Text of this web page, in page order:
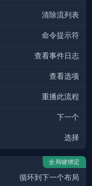
清除流列表
命令提示符
查看事件日志
查看选项
重播此流程
下一个
选择
全局键绑定
循环到下一个布局